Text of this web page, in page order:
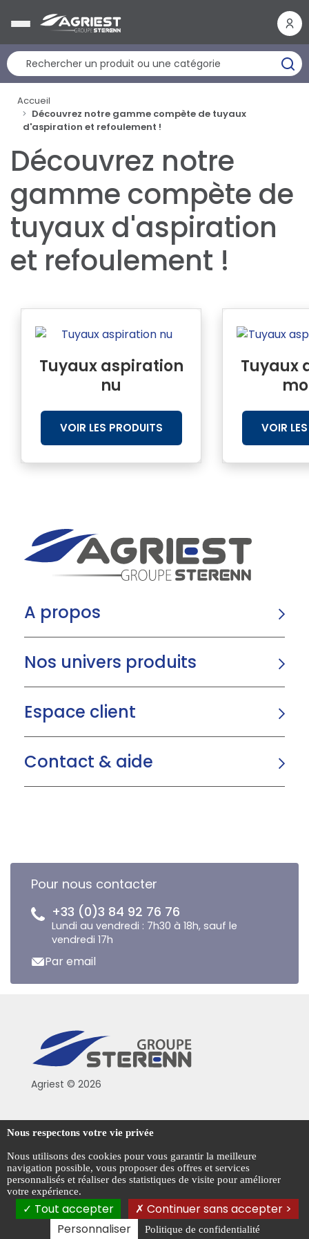
Accueil
Découvrez notre gamme compète de tuyaux
d'aspiration et refoulement !
Découvrez notre
gamme compète de
tuyaux d'aspiration
et refoulement !
Tuyaux aspiration
nu
VOIR LES PRODUITS
Tuyaux
VOIR
A propos
Nos univers produits
Espace client
Contact & aide
Pour nous contacter
+33 (0)3 84 92 76 76
Lundi au vendredi : 7h30 à 18h, sauf le
vendredi 17h
Par email
Agriest © 2026
Conditions générales de vente
Mentions légales
Politique de confidentialité
Gestion des cookies
Nous respectons votre vie privée
Nous utilisons des cookies pour vous garantir la meilleure
navigation possible, vous proposer des offres et services
personnalisés et réaliser des statistiques de visite pour améliorer
votre expérience.
Tout accepter
Continuer sans accepter >
Personnaliser
Politique de confidentialité